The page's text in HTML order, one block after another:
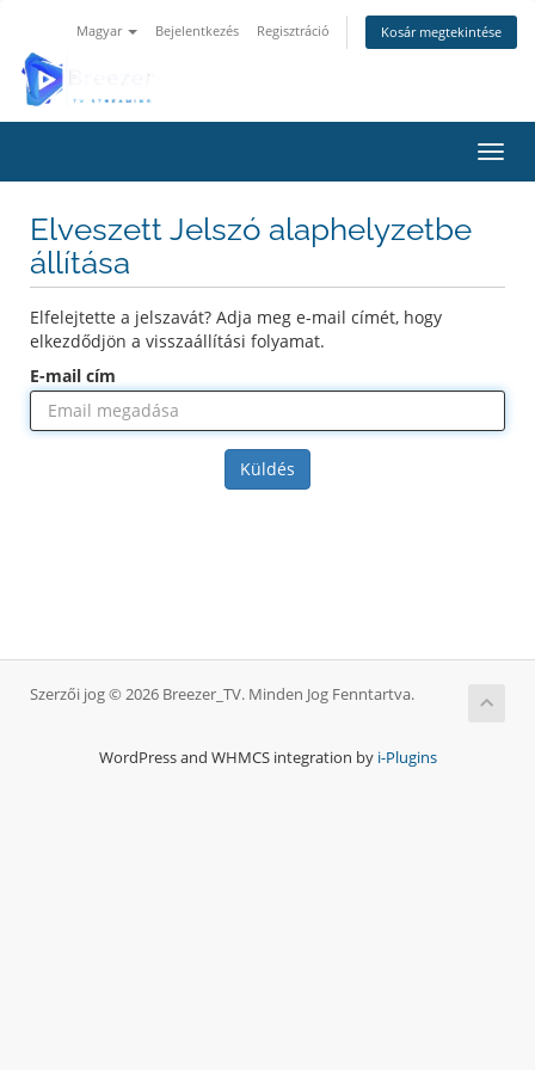
Magyar Bejelentkezés Regisztráció Kosár megtekintése
Elveszett Jelszó alaphelyzetbe
állítása
Elfelejtette a jelszavát? Adja meg e-mail címét, hogy
elkezdődjön a visszaállítási folyamat.
E-mail cím
Küldés
Szerzői jog © 2026 Breezer_TV. Minden Jog Fenntartva.
WordPress and WHMCS integration by i-Plugins